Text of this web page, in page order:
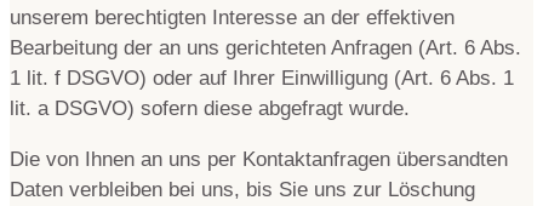
unserem berechtigten Interesse an der effektiven
Bearbeitung der an uns gerichteten Anfragen (Art. 6 Abs.
1 lit. f DSGVO) oder auf Ihrer Einwilligung (Art. 6 Abs. 1
lit. a DSGVO) sofern diese abgefragt wurde.
Die von Ihnen an uns per Kontaktanfragen übersandten
Daten verbleiben bei uns, bis Sie uns zur Löschung